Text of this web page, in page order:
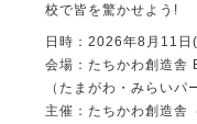
校で皆を驚かせよう!
日時：2026年8月11日
会場：たちかわ創造舎
（たまがわ・みらいパ
主催：たちかわ創造舎